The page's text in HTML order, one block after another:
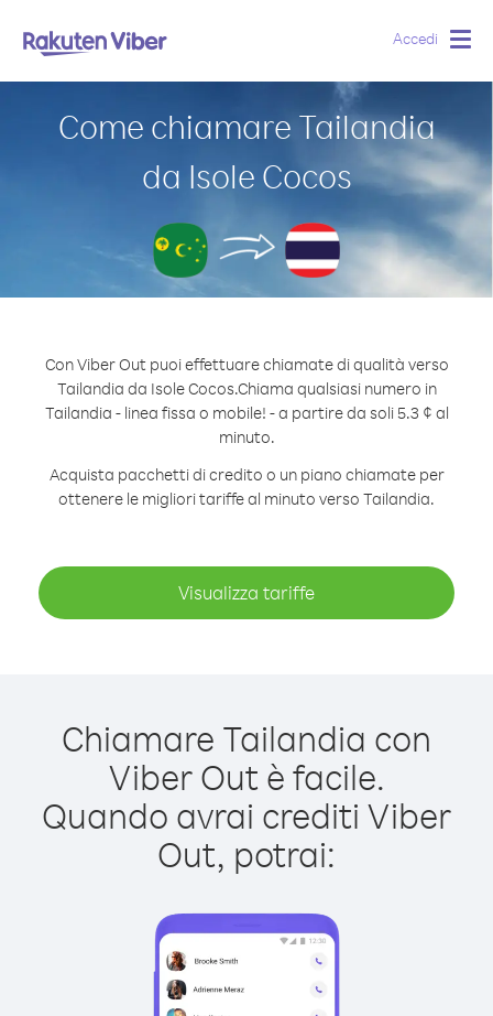
Accedi
Come chiamare Tailandia
da Isole Cocos
Con Viber Out puoi effettuare chiamate di qualità verso
Tailandia da Isole Cocos.Chiama qualsiasi numero in
Tailandia - linea fissa o mobile! - a partire da soli 5.3 ¢ al
minuto.
Acquista pacchetti di credito o un piano chiamate per
ottenere le migliori tariffe al minuto verso Tailandia.
Visualizza tariffe
Chiamare Tailandia con
Viber Out è facile.
Quando avrai crediti Viber
Out, potrai: